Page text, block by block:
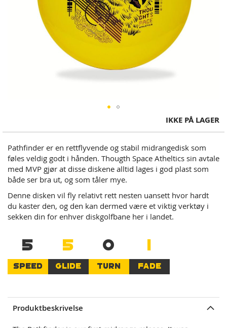
to
beginning
of
the
images
gallery
IKKE PÅ LAGER
Pathfinder er en rettflyvende og stabil midrangedisk som
føles veldig godt i hånden. Thougth Space Atheltics sin avtale
med MVP gjør at disse diskene alltid lages i god plast som
både ser bra ut, og som tåler mye.
Denne disken vil fly relativt rett nesten uansett hvor hardt
du kaster den, og den kan dermed være et viktig verktøy i
sekken din for enhver diskgolfbane her i landet.
5
SPEED
5
GLIDE
0
TURN
1
FADE
Produktbeskrivelse